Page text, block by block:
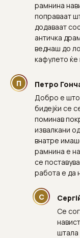
рамнина
поправаат
додаваат
античка
веднаш до
кафулето ќе
П Петро
Добро е што
бидејќи се
поминав
извалкани
внатре
рамнина е
се
работа е да
С
Се
штала